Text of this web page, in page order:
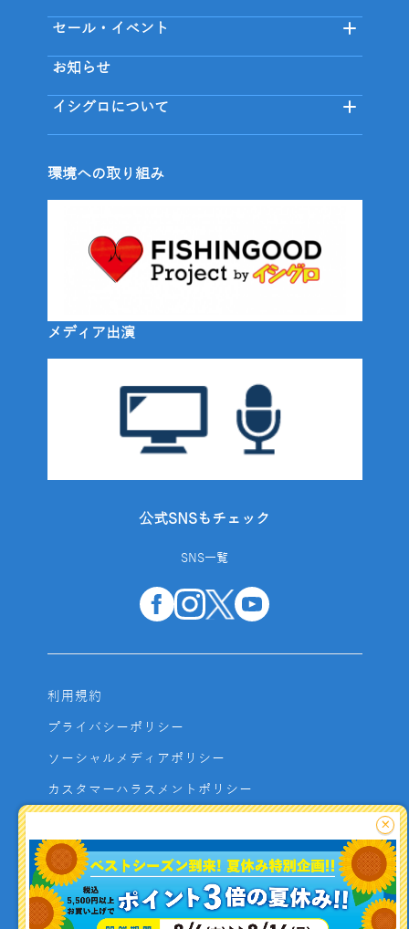
セール・イベント
お知らせ
イシグロについて
環境への取り組み
メディア出演
公式SNSもチェック
SNS一覧
利用規約
プライバシーポリシー
ソーシャルメディアポリシー
カスタマーハラスメントポリシー
よくあるご質問
お問い合わせ
利用者資金の保全方法
×